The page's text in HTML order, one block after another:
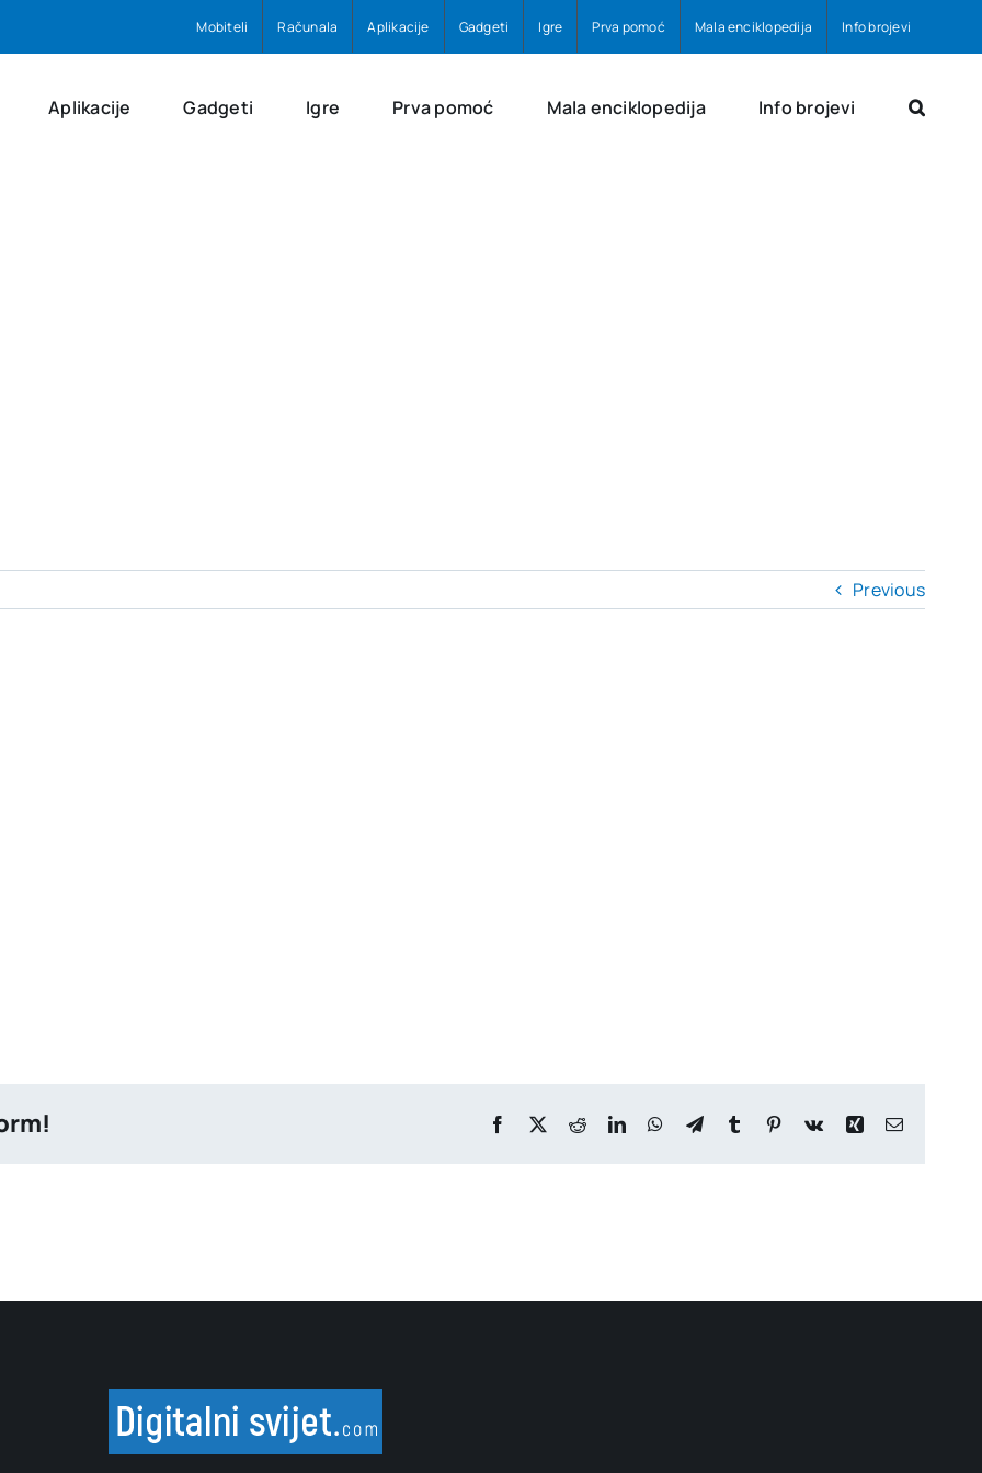
Mobiteli Računala Aplikacije Gadgeti Igre Prva pomoć Mala enciklopedija Info brojevi
Aplikacije Gadgeti Igre Prva pomoć Mala enciklopedija Info brojevi
Previous
Facebook
X RedditLinkedInWhatsApp
TelegramTumblr Pinterest
Vk Xing Email